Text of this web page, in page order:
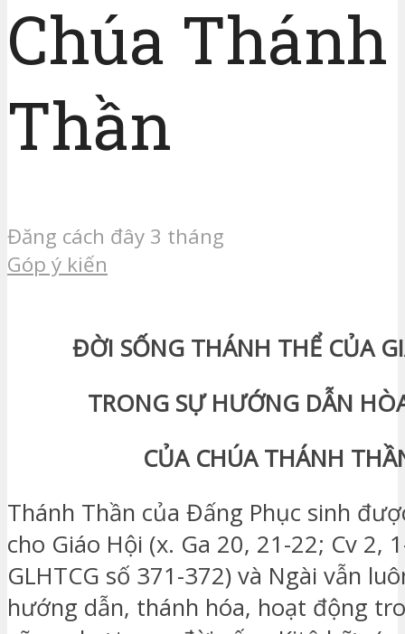
Chúa Thánh
Thần
Đăng cách đây 3 tháng
Góp ý kiến
ĐỜI SỐNG THÁNH THỂ CỦA
TRONG SỰ HƯỚNG DẪN
CỦA CHÚA THÁNH
Thánh Thần của Đấng Phục sinh
cho Giáo Hội (x. Ga 20, 21-22; Cv 2,
GLHTCG số 371-372) và Ngài vẫn
hướng dẫn, thánh hóa, hoạt động